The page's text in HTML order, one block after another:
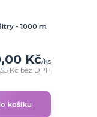
- 1000 m
Kč/ks
Kč bez DPH
košíku